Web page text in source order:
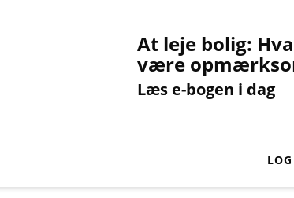
At leje bolig:
være
Læs e-bogen i dag